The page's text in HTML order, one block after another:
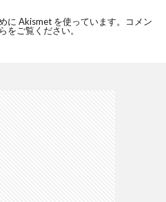
に Akismet を使っています。
コメン
をご覧ください。